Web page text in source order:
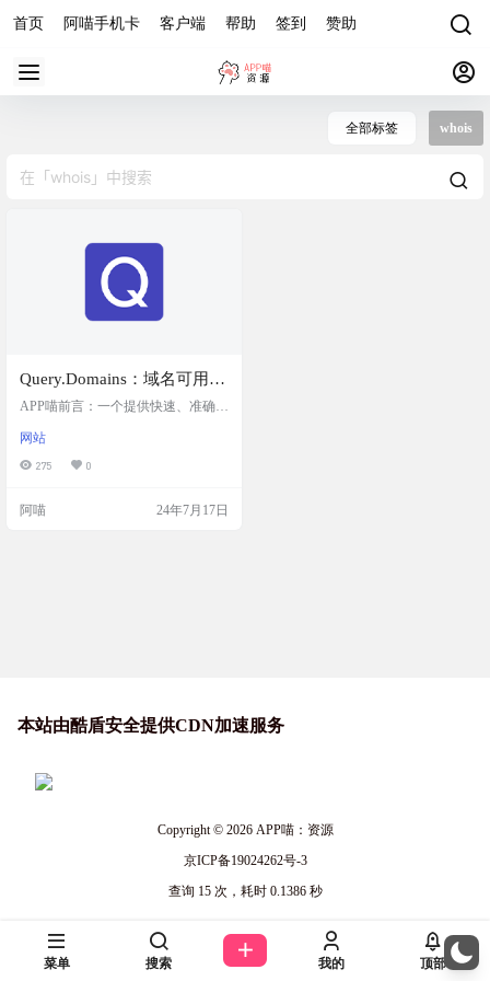
首页 阿喵手机卡 客户端 帮助 签到 赞助
全部标签 whois
Query.Domains：域名可用性
查询网站，基于WHOIS查询
APP喵前言：一个提供快速、准确、
站，支持14种顶级域名（TLDs）的
批量查询。基于WHOIS查询结果。
快速、准确且详细。可以通过这个
网站
275 0
阿喵 24年7月17日
本站由酷盾安全提供CDN加速服务
Copyright © 2026APP喵：资源
京ICP备19024262号-3
查询 15 次，耗时 0.1386 秒
菜单 搜索 我的 顶部